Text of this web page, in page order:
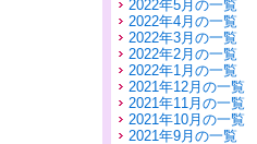
2022年5月の一覧
2022年4月の一覧
2022年3月の一覧
2022年2月の一覧
2022年1月の一覧
2021年12月の一覧
2021年11月の一覧
2021年10月の一覧
2021年9月の一覧